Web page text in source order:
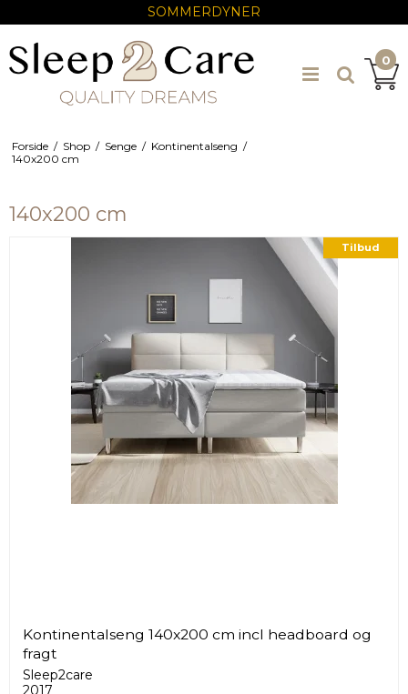
SOMMERDYNER
0
Forside / Shop / Senge / Kontinentalseng /
140x200 cm
140x200 cm
Tilbud
Kontinentalseng 140x200 cm incl headboard og
fragt
Sleep2care
2017